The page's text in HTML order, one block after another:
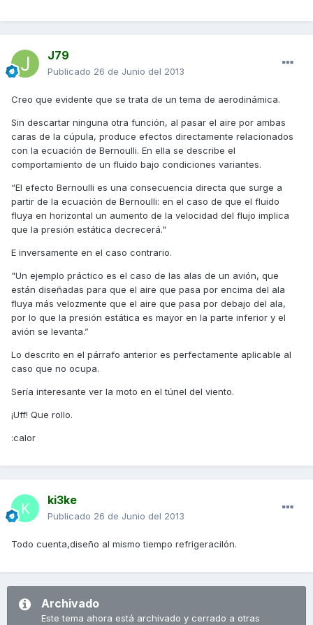
J79
Publicado 26 de Junio del 2013
Creo que evidente que se trata de un tema de aerodinámica.
Sin descartar ninguna otra función, al pasar el aire por ambas
caras de la cúpula, produce efectos directamente relacionados
con la ecuación de Bernoulli. En ella se describe el
comportamiento de un fluido bajo condiciones variantes.
“El efecto Bernoulli es una consecuencia directa que surge a
partir de la ecuación de Bernoulli: en el caso de que el fluido
fluya en horizontal un aumento de la velocidad del flujo implica
que la presión estática decrecerá."
E inversamente en el caso contrario.
"Un ejemplo práctico es el caso de las alas de un avión, que
están diseñadas para que el aire que pasa por encima del ala
fluya más velozmente que el aire que pasa por debajo del ala,
por lo que la presión estática es mayor en la parte inferior y el
avión se levanta.”
Lo descrito en el párrafo anterior es perfectamente aplicable al
caso que no ocupa.
Sería interesante ver la moto en el túnel del viento.
¡Uff! Que rollo.
:calor
ki3ke
Publicado 26 de Junio del 2013
Todo cuenta,diseño al mismo tiempo refrigeracilón.
Archivado
Este tema ahora está archivado y cerrado a otras